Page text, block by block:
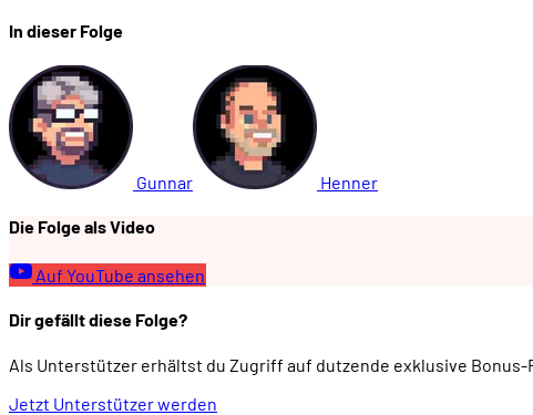
00:46:54 DER WEG ZUM STANDARD
00:49:09 - Metcalfe verlässt Xerox
00:53:26 - Gründung von 3COM
00:53:56 - Anlauf zur IEEE-Standardisierung
00:57:00 - Konkurrent #1: IBMs "Token RIng"
In dieser Folge
Gunnar Henner
Die Folge als Video
Auf YouTube ansehen
Dir gefällt diese Folge?
Als Unterstützer erhältst du Zugriff auf dutzende exklusive Bonus-
Jetzt Unterstützer werden